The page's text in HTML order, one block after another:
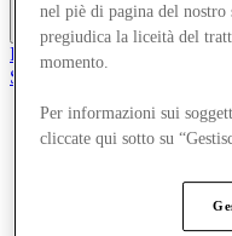
Altro
Il Club
Salvata
Negozi
Pianifica la tua visita
Cosa c'è in programma
nel piè di pagina del nostro
pregiudica la liceità del
momento.
Per informazioni sui
cliccate qui sotto su